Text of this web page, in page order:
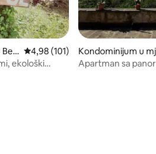
Ber
prosječna ocjena 4,98 od 5,
4,98 (101)
ekološki
Kondominijum u
none
Apartman sa